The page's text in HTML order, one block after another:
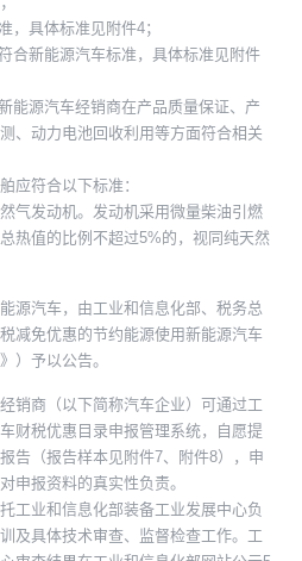
，具体标准见附件4；
合新能源汽车标准，具体标准见附件
能源汽车经销商在产品质量保证、产
、动力电池回收利用等方面符合相关
应符合以下标准：
气发动机。发动机采用微量柴油引燃
热值的比例不超过5%的，视同纯天然
源汽车，由工业和信息化部、税务总
减免优惠的节约能源使用新能源汽车
）予以公告。
销商（以下简称汽车企业）可通过工
财税优惠目录申报管理系统，自愿提
告（报告样本见附件7、附件8），申
申报资料的真实性负责。
工业和信息化部装备工业发展中心负
及具体技术审查、监督检查工作。工